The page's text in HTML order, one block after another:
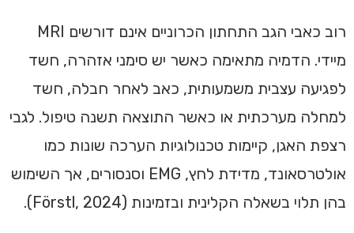
רוב כאבי הגב התחתון הכרוניים אינם דורשים MRI
מיידי. הדמיה מתאימה כאשר יש סימני אזהרה, חשד
לפגיעה עצבית משמעותית, כאב לאחר חבלה, חשד
למחלה מערכתית או כאשר התוצאה תשנה טיפול. לגבי
רצפת האגן, קיימות טכנולוגיות הערכה שונות כמו
אולטרסאונד, מדידת לחץ, EMG וסנסורים, אך השימוש
בהן תלוי בשאלה הקלינית ובזמינות (Förstl, 2024).